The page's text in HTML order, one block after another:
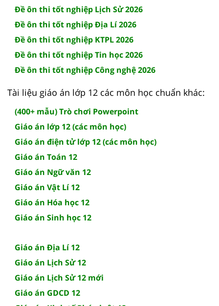
Đề ôn thi tốt nghiệp Lịch Sử 2026
Đề ôn thi tốt nghiệp Địa Lí 2026
Đề ôn thi tốt nghiệp KTPL 2026
Đề ôn thi tốt nghiệp Tin học 2026
Đề ôn thi tốt nghiệp Công nghệ 2026
Tài liệu giáo án lớp 12 các môn học chuẩn khác:
(400+ mẫu) Trò chơi Powerpoint
Giáo án lớp 12 (các môn học)
Giáo án điện tử lớp 12 (các môn học)
Giáo án Toán 12
Giáo án Ngữ văn 12
Giáo án Vật Lí 12
Giáo án Hóa học 12
Giáo án Sinh học 12
Giáo án Địa Lí 12
Giáo án Lịch Sử 12
Giáo án Lịch Sử 12 mới
Giáo án GDCD 12